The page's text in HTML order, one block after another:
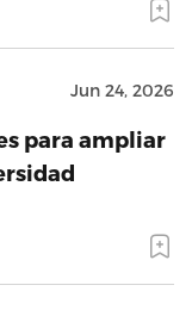
Jun 24, 2026
para ampliar